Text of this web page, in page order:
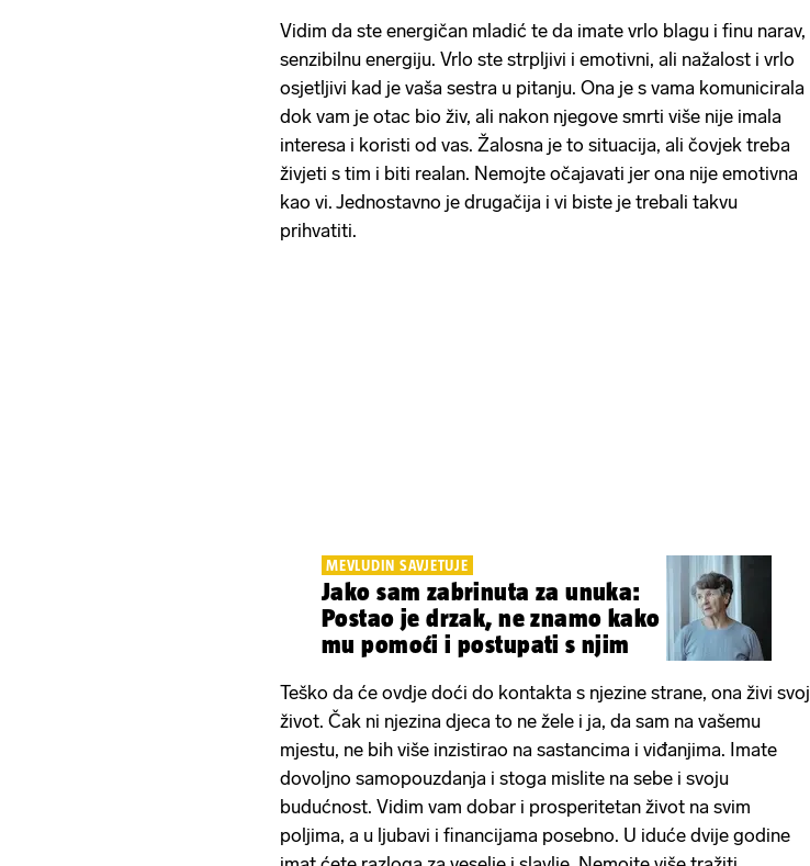
Vidim da ste energičan mladić te da imate vrlo blagu i finu narav,
senzibilnu energiju. Vrlo ste strpljivi i emotivni, ali nažalost i vrlo
osjetljivi kad je vaša sestra u pitanju. Ona je s vama komunicirala
dok vam je otac bio živ, ali nakon njegove smrti više nije imala
interesa i koristi od vas. Žalosna je to situacija, ali čovjek treba
živjeti s tim i biti realan. Nemojte očajavati jer ona nije emotivna
kao vi. Jednostavno je drugačija i vi biste je trebali takvu
prihvatiti.
MEVLUDIN SAVJETUJE
Jako sam zabrinuta za unuka:
Postao je drzak, ne znamo kako
mu pomoći i postupati s njim
Teško da će ovdje doći do kontakta s njezine strane, ona živi svoj
život. Čak ni njezina djeca to ne žele i ja, da sam na vašemu
mjestu, ne bih više inzistirao na sastancima i viđanjima. Imate
dovoljno samopouzdanja i stoga mislite na sebe i svoju
budućnost. Vidim vam dobar i prosperitetan život na svim
poljima, a u ljubavi i financijama posebno. U iduće dvije godine